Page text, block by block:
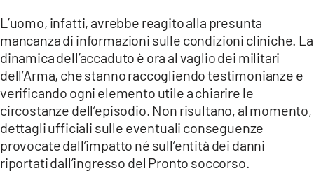
App
ANDROID
APPLE
L’uomo, infatti, avrebbe reagito alla presunta
mancanza di informazioni sulle condizioni cliniche. La
dinamica dell’accaduto è ora al vaglio dei militari
dell’Arma, che stanno raccogliendo testimonianze e
verificando ogni elemento utile a chiarire le
circostanze dell’episodio. Non risultano, al momento,
dettagli ufficiali sulle eventuali conseguenze
provocate dall’impatto né sull’entità dei danni
riportati dall’ingresso del Pronto soccorso.